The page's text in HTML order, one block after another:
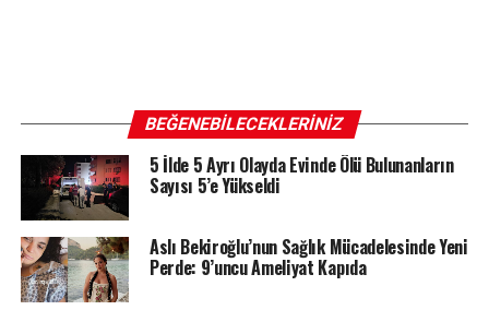
BEĞENEBILECEKLERINIZ
5 İlde 5 Ayrı Olayda Evinde Ölü Bulunanların
Sayısı 5’e Yükseldi
Aslı Bekiroğlu’nun Sağlık Mücadelesinde Yeni
Perde: 9’uncu Ameliyat Kapıda